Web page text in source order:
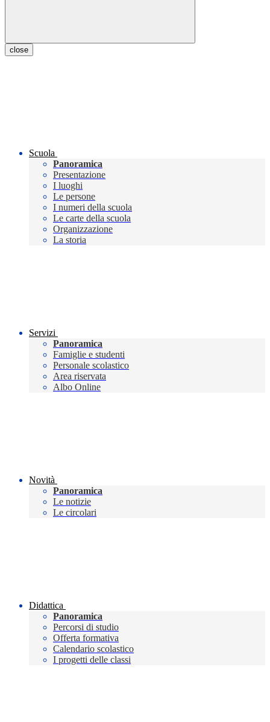
close
Scuola
Panoramica
Presentazione
I luoghi
Le persone
I numeri della scuola
Le carte della scuola
Organizzazione
La storia
Servizi
Panoramica
Famiglie e studenti
Personale scolastico
Area riservata
Albo Online
Novità
Panoramica
Le notizie
Le circolari
Didattica
Panoramica
Percorsi di studio
Offerta formativa
Calendario scolastico
I progetti delle classi